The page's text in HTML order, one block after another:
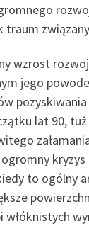
traum
wzrost
jego
lat 90,
to ogólny
włóknistych